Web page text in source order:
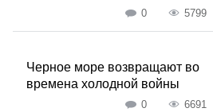
0 5799
Черное море возвращают во
времена холодной войны
0 6691